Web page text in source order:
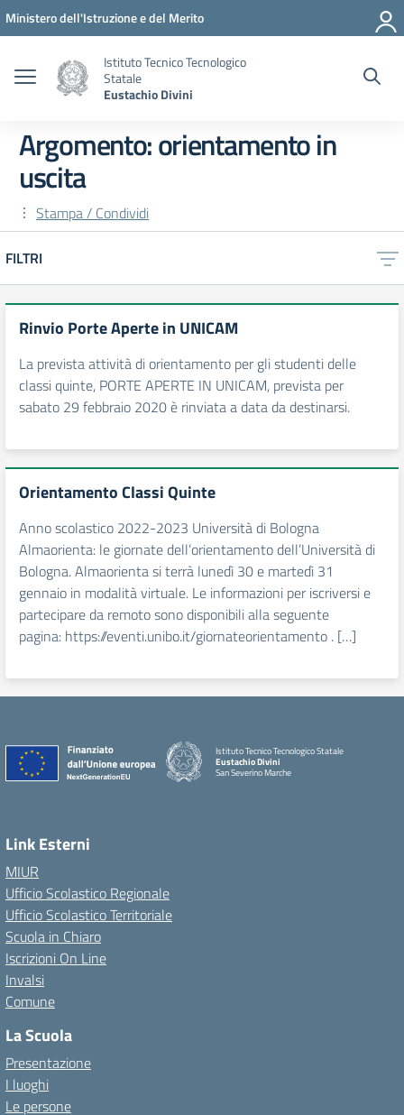
Vai ai contenuti
Vai al menu di navigazione
Vai al footer
Ministero dell'Istruzione e del Merito
Istituto Tecnico Tecnologico
Statale
Eustachio Divini
Argomento: orientamento in
uscita
Stampa / Condividi
FILTRI
Rinvio Porte Aperte in UNICAM
La prevista attività di orientamento per gli studenti delle
classi quinte, PORTE APERTE IN UNICAM, prevista per
sabato 29 febbraio 2020 è rinviata a data da destinarsi.
Orientamento Classi Quinte
Anno scolastico 2022-2023 Università di Bologna
Almaorienta: le giornate dell’orientamento dell’Università di
Bologna. Almaorienta si terrà lunedì 30 e martedì 31
gennaio in modalità virtuale. Le informazioni per iscriversi e
partecipare da remoto sono disponibili alla seguente
pagina: https://eventi.unibo.it/giornateorientamento . […]
Istituto Tecnico Tecnologico Statale
Eustachio Divini
San Severino Marche
Link Esterni
MIUR
Ufficio Scolastico Regionale
Ufficio Scolastico Territoriale
Scuola in Chiaro
Iscrizioni On Line
Invalsi
Comune
La Scuola
Presentazione
I luoghi
Le persone